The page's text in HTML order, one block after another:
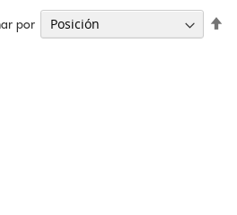
por